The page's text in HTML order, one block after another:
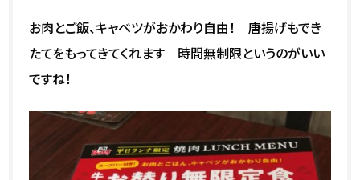
お肉とご飯、キャベツがおかわり自由！ 唐揚げもでき
たてをもってきてくれます 時間無制限というのがいい
ですね！